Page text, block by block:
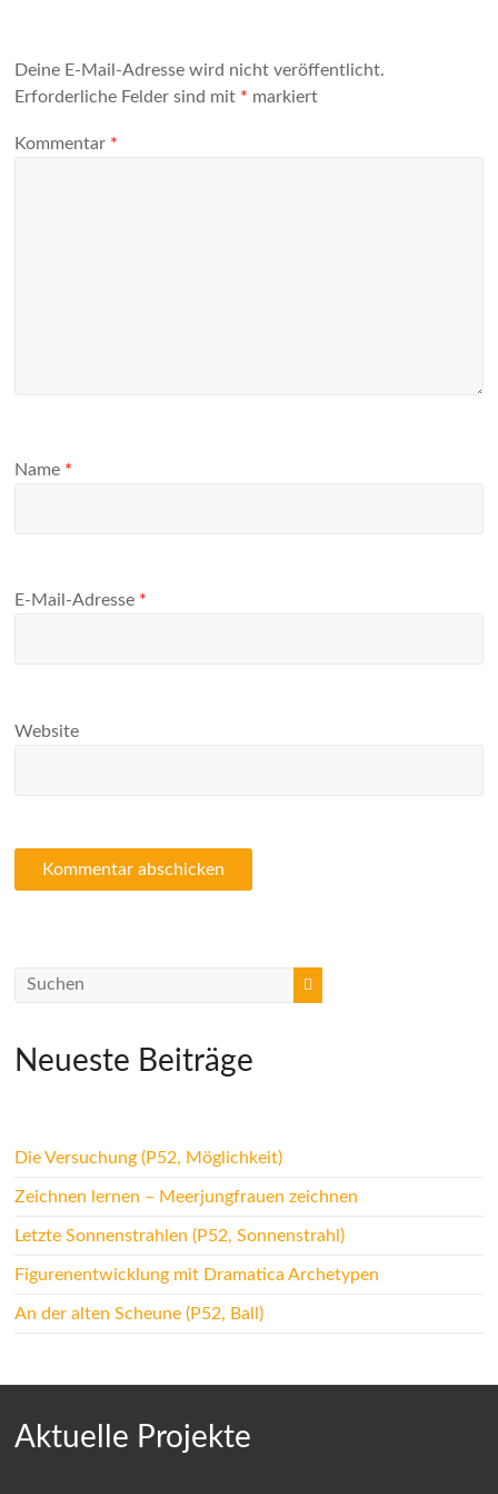
Deine E-Mail-Adresse wird nicht veröffentlicht.
Erforderliche Felder sind mit * markiert
Kommentar *
Name *
E-Mail-Adresse *
Website
Neueste Beiträge
Die Versuchung (P52, Möglichkeit)
Zeichnen lernen – Meerjungfrauen zeichnen
Letzte Sonnenstrahlen (P52, Sonnenstrahl)
Figurenentwicklung mit Dramatica Archetypen
An der alten Scheune (P52, Ball)
Aktuelle Projekte